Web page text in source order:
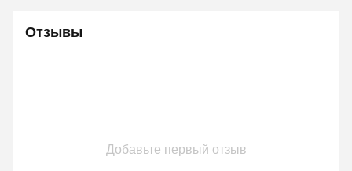
Отзывы
Добавьте первый отзыв